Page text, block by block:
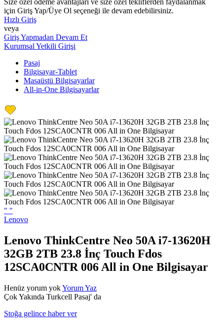
Size özel ödeme avantajları ve size özel tekliflerden faydalanmak
için Giriş Yap/Üye Ol seçeneği ile devam edebilirsiniz.
Hızlı Giriş
veya
Giriş Yapmadan Devam Et
Kurumsal Yetkili Girişi
Pasaj
Bilgisayar-Tablet
Masaüstü Bilgisayarlar
All-in-One Bilgisayarlar
" "
Lenovo
Lenovo ThinkCentre Neo 50A i7-13620H
32GB 2TB 23.8 İnç Touch Fdos
12SCA0CNTR 006 All in One Bilgisayar
Henüz yorum yokYorum Yaz
Çok Yakında Turkcell Pasaj' da
Stoğa gelince haber ver